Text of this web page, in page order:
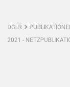
DGLR
2021 -